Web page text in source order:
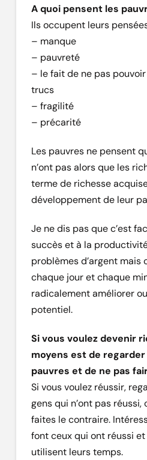
A quoi pensent les
Ils occupent leurs
– manque
– pauvreté
– le fait de ne pas
trucs
– fragilité
– précarité
Les pauvres ne pensent
n’ont pas alors que les
terme de richesse
développement de leur
Je ne dis pas que c’est
succès et à la
problèmes d’argent mais
chaque jour et chaque
radicalement améliorer
potentiel.
Si vous voulez devenir
moyens est de
pauvres et de ne pas
Si vous voulez réussir,
gens qui n’ont pas réussi,
faites le contraire.
font ceux qui ont réussi
utilisent leurs temps.